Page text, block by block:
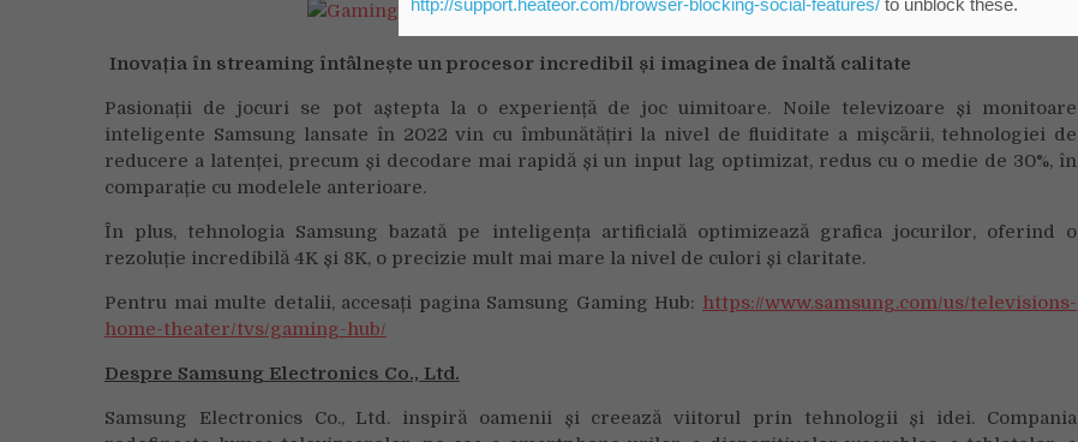
Inovația în streaming întâlnește un procesor incredibil și imaginea de înaltă calitate
Pasionații de jocuri se pot aștepta la o experiență de joc uimitoare. Noile televizoare și monitoare
inteligente Samsung lansate în 2022 vin cu îmbunătățiri la nivel de fluiditate a mișcării, tehnologiei de
reducere a latenței, precum și decodare mai rapidă și un input lag optimizat, redus cu o medie de 30%, în
comparație cu modelele anterioare.
În plus, tehnologia Samsung bazată pe inteligența artificială optimizează grafica jocurilor, oferind o
rezoluție incredibilă 4K și 8K, o precizie mult mai mare la nivel de culori și claritate.
Pentru mai multe detalii, accesați pagina Samsung Gaming Hub: https://www.samsung.com/us/televisions-
home-theater/tvs/gaming-hub/
Despre Samsung Electronics Co., Ltd.
Samsung Electronics Co., Ltd. inspiră oamenii și creează viitorul prin tehnologii și idei. Compania